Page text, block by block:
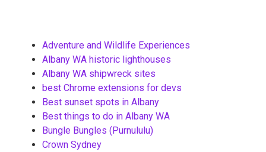
Adventure and Wildlife Experiences
Albany WA historic lighthouses
Albany WA shipwreck sites
best Chrome extensions for devs
Best sunset spots in Albany
Best things to do in Albany WA
Bungle Bungles (Purnululu)
Crown Sydney